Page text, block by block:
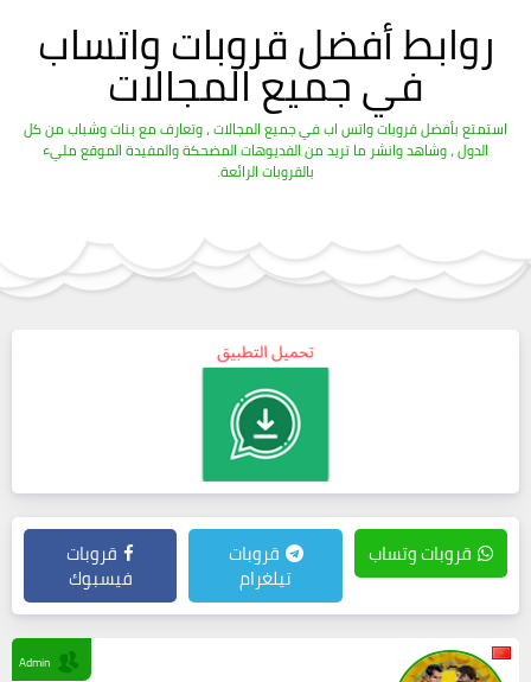
روابط أفضل قروبات واتساب
في جميع المجالات
استمتع بأفضل قروبات واتس اب في جميع المجالات ، وتعارف مع بنات وشباب من كل
الدول ، وشاهد وانشر ما تريد من الفديوهات المضحكة والمفيدة الموقع مليء
بالقروبات الرائعة.
قروبات وتساب قروبات
تيلغرام
قروبات
فيسبوك
Admin